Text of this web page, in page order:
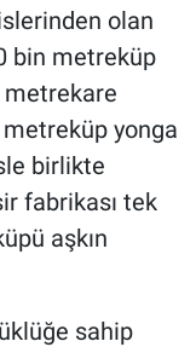
olan
bin metreküp
metrekare
metreküp yonga
birlikte
fabrikası tek
aşkın
sahip